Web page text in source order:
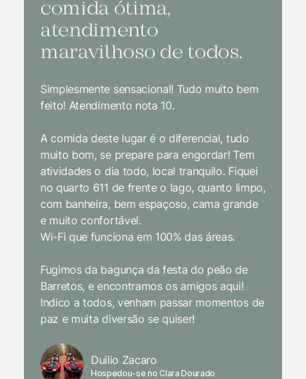
comida ótima,
atendimento
maravilhoso de todos.
Simplesmente sensacional! Tudo muito bem
feito! Atendimento nota 10.
A comida deste lugar é o diferencial, tudo
muito bom, se prepare para engordar! Tem
atividades o dia todo, local tranquilo. Fiquei
no quarto 611 de frente o lago, quanto limpo,
com banheira, bem espaçoso, cama grande
e muito confortável.
Wi-Fi que funciona em 100% das áreas.
Fugimos da bagunça da festa do peão de
Barretos, e encontramos os amigos aqui!
Indico a todos, venham passar momentos de
paz e muita diversão se quiser!
Duilio Zacaro
Hospedou-se no Clara Dourado